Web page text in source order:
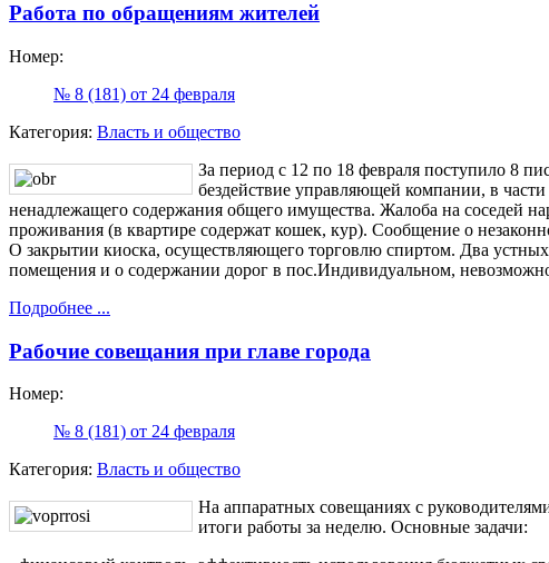
Работа по обращениям жителей
Номер:
№ 8 (181) от 24 февраля
Категория: Власть и общество
За период с 12 по 18 февраля поступило 8
бездействие управляющей компании, в части
ненадлежащего содержания общего имущества. Жалоба на соседей
проживания (в квартире содержат кошек, кур). Сообщение о
О закрытии киоска, осуществляющего торговлю спиртом. Два
помещения и о содержании дорог в пос.Индивидуальном,
Подробнее ...
Рабочие совещания при главе города
Номер:
№ 8 (181) от 24 февраля
Категория: Власть и общество
На аппаратных совещаниях с
итоги работы за неделю. Основные задачи: